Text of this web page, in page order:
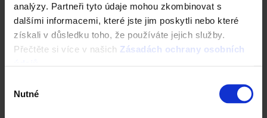
analýzy. Partneři tyto údaje mohou zkombinovat s
dalšími informacemi, které jste jim poskytli nebo které
získali v důsledku toho, že používáte jejich služby.
Přečtěte si více v našich Zásadách ochrany osobních
souhlasu
Nutné
Fasáda Terca